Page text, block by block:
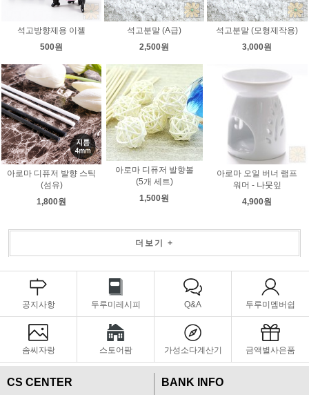
석고방향제용 이젤
500원
석고분말 (A급)
2,500원
석고분말 (모형제작용)
3,000원
아로마 디퓨저 발향 스틱
(섬유)
1,800원
아로마 디퓨저 발향볼
(5개 세트)
1,500원
아로마 오일 버너 램프
워머 - 나뭇잎
4,900원
더보기 +
공지사항 두루미레시피 Q&A 두루미멤버쉽
솜씨자랑 스토어팜 가성소다계산기 금액별사은품
CS CENTER
BANK INFO